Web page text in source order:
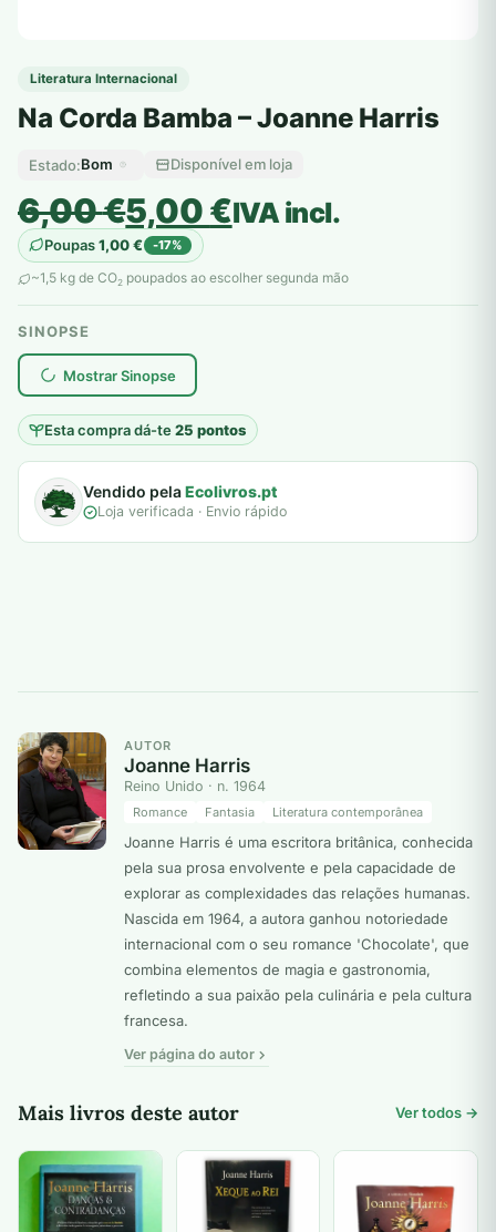
Literatura Internacional
Na Corda Bamba – Joanne Harris
Estado:Bom Disponível em loja
6,00€
O
preço
original
era:
6,00 €.
5,00€
O
preço
atual
é:
5,00 €.
IVA incl.
Poupas1,00€ -17%
~1,5 kg de CO2 poupados ao escolher segunda mão
SINOPSE
Mostrar Sinopse
Esta compra dá-te25 pontos
plantar árvores reais
Vendido pelaEcolivros.pt
Loja verificada · Envio rápido
AUTOR
Joanne Harris
Reino Unido · n. 1964
Romance Fantasia Literatura contemporânea
Joanne Harris é uma escritora britânica, conhecida
pela sua prosa envolvente e pela capacidade de
explorar as complexidades das relações humanas.
Nascida em 1964, a autora ganhou notoriedade
internacional com o seu romance 'Chocolate', que
combina elementos de magia e gastronomia,
refletindo a sua paixão pela culinária e pela cultura
francesa.
Ver página do autor
Mais livros deste autor Ver todos →